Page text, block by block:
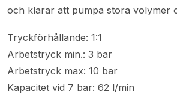
och klarar att pumpa stora volymer
Tryckförhållande: 1:1
Arbetstryck min.: 3 bar
Arbetstryck max: 10 bar
Kapacitet vid 7 bar: 62 l/min